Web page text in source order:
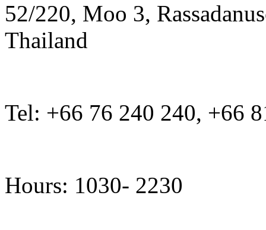
52/220, Moo 3,
Thailand
Tel: +66 76 240 240, +66
Hours: 1030- 2230